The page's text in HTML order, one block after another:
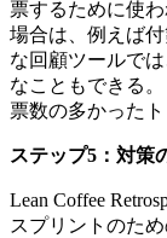
票するために使
場合は、例えば付
な回顧ツールで
なこともできる。
票数の多かった
ステップ5：対策
Lean Coffee
スプリントのた